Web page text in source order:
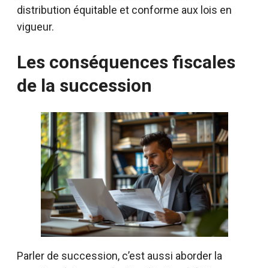
distribution équitable et conforme aux lois en
vigueur.
Les conséquences fiscales
de la succession
Parler de succession, c’est aussi aborder la